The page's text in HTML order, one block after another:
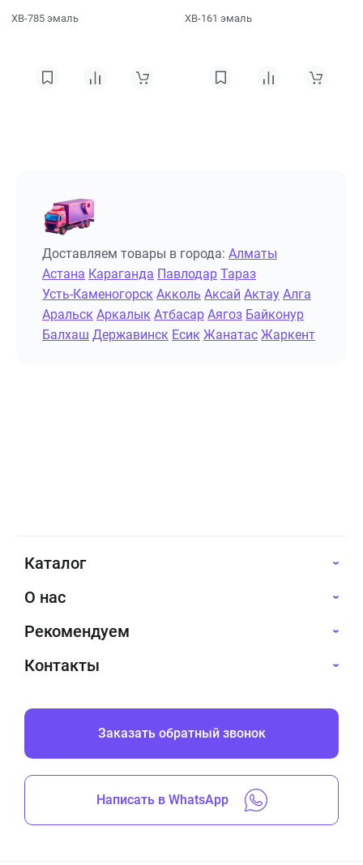
ХВ-785 эмаль ХВ-161 эмаль
Доставляем товары в города: Алматы
Астана Караганда Павлодар Тараз
Усть-Каменогорск Акколь Аксай Актау Алга
Аральск Аркалык Атбасар Аягоз Байконур
Балхаш Державинск Есик Жанатас Жаркент
Каталог
О нас
Рекомендуем
Контакты
Заказать обратный звонок
Написать в WhatsApp